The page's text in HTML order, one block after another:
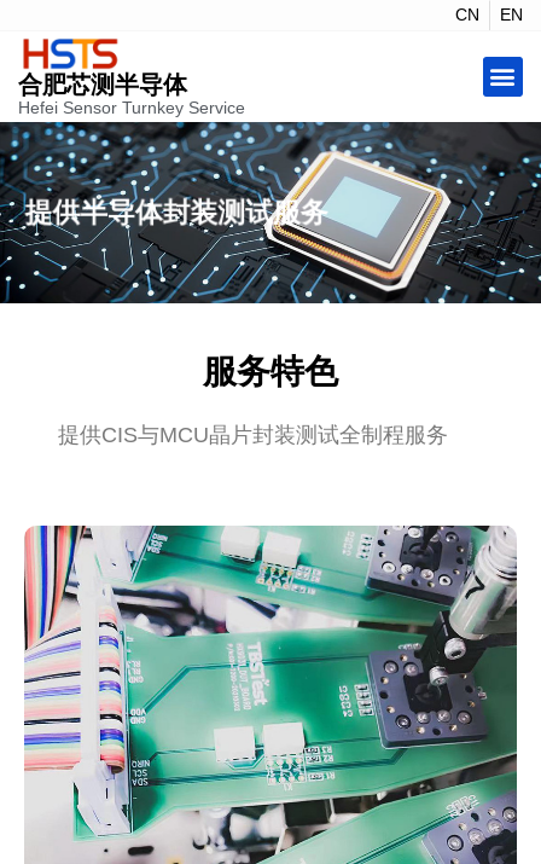
CN EN
合肥芯测半导体
Hefei Sensor Turnkey Service
提供半导体封装测试服务
服务特色
提供CIS与MCU晶片封装测试全制程服务